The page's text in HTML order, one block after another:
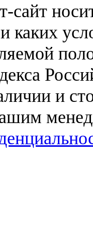
сайт
каких
и